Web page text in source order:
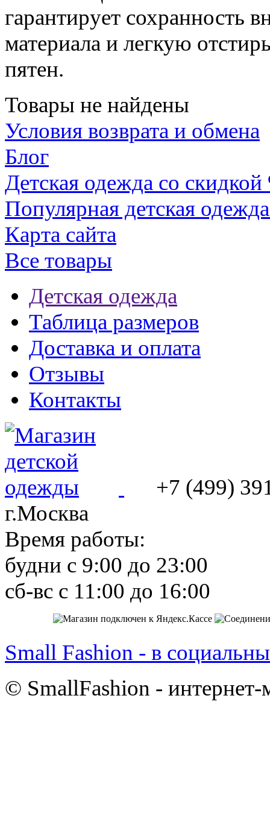
гарантирует сохранность
материала и легкую
пятен.
Товары не найдены
Условия возврата и обмена
Блог
Детская одежда со скидкой
Популярная детская
Карта сайта
Все товары
Детская одежда
Таблица размеров
Доставка и оплата
Отзывы
Контакты
+7 (499)
г.Москва
Время работы:
будни с 9:00 до 23:00
сб-вс с 11:00 до 16:00
Small Fashion - в
© SmallFashion -